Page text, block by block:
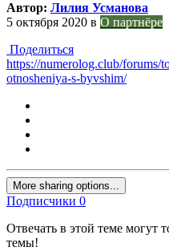
Автор: Лилия Усманова
5 октября 2020 в О партнёре
Поделиться
https://numerolog.club/forums/
otnosheniya-s-byvshim/
More sharing options...
Подписчики 0
Отвечать в этой теме могут
темы!